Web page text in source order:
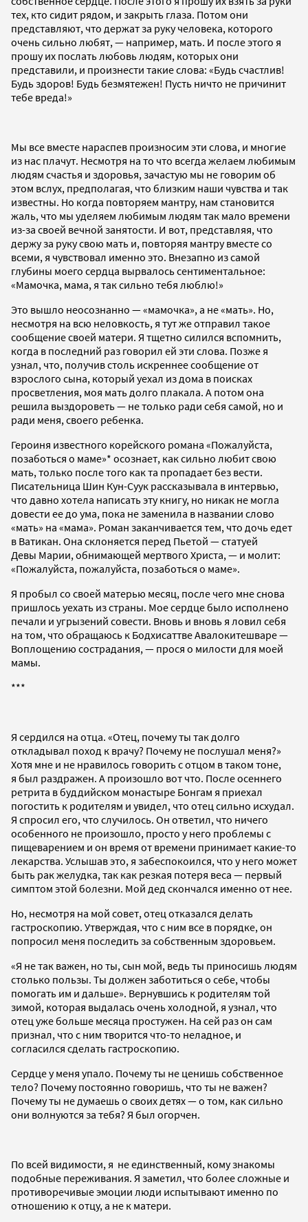
тех, кто сидит рядом, и закрыть глаза. Потом они
представляют, что держат за руку человека, которого
очень сильно любят, — например, мать. И после этого я
прошу их послать любовь людям, которых они
представили, и произнести такие слова: «Будь счастлив!
Будь здоров! Будь безмятежен! Пусть ничто не причинит
тебе вреда!»
Мы все вместе нараспев произносим эти слова, и многие
из нас плачут. Несмотря на то что всегда желаем любимым
людям счастья и здоровья, зачастую мы не говорим об
этом вслух, предполагая, что близким наши чувства и так
известны. Но когда повторяем мантру, нам становится
жаль, что мы уделяем любимым людям так мало времени
из-за своей вечной занятости. И вот, представляя, что
держу за руку свою мать и, повторяя мантру вместе со
всеми, я чувствовал именно это. Внезапно из самой
глубины моего сердца вырвалось сентиментальное:
«Мамочка, мама, я так сильно тебя люблю!»
Это вышло неосознанно — «мамочка», а не «мать». Но,
несмотря на всю неловкость, я тут же отправил такое
сообщение своей матери. Я тщетно силился вспомнить,
когда в последний раз говорил ей эти слова. Позже я
узнал, что, получив столь искреннее сообщение от
взрослого сына, который уехал из дома в поисках
просветления, моя мать долго плакала. А потом она
решила выздороветь — не только ради себя самой, но и
ради меня, своего ребенка.
Героиня известного корейского романа «Пожалуйста,
позаботься о маме»* осознает, как сильно любит свою
мать, только после того как та пропадает без вести.
Писательница Шин Кун-Суук рассказывала в интервью,
что давно хотела написать эту книгу, но никак не могла
довести ее до ума, пока не заменила в названии слово
«мать» на «мама». Роман заканчивается тем, что дочь едет
в Ватикан. Она склоняется перед Пьетой — статуей
Девы Марии, обнимающей мертвого Христа, — и молит:
«Пожалуйста, пожалуйста, позаботься о маме».
Я пробыл со своей матерью месяц, после чего мне снова
пришлось уехать из страны. Мое сердце было исполнено
печали и угрызений совести. Вновь и вновь я ловил себя
на том, что обращаюсь к Бодхисаттве Авалокитешваре —
Воплощению сострадания, — прося о милости для моей
мамы.
***
Я сердился на отца. «Отец, почему ты так долго
откладывал поход к врачу? Почему не послушал меня?»
Хотя мне и не нравилось говорить с отцом в таком тоне,
я был раздражен. А произошло вот что. После осеннего
ретрита в буддийском монастыре Бонгам я приехал
погостить к родителям и увидел, что отец сильно исхудал.
Я спросил его, что случилось. Он ответил, что ничего
особенного не произошло, просто у него проблемы с
пищеварением и он время от времени принимает какие-то
лекарства. Услышав это, я забеспокоился, что у него может
быть рак желудка, так как резкая потеря веса — первый
симптом этой болезни. Мой дед скончался именно от нее.
Но, несмотря на мой совет, отец отказался делать
гастроскопию. Утверждая, что с ним все в порядке, он
попросил меня последить за собственным здоровьем.
«Я не так важен, но ты, сын мой, ведь ты приносишь людям
столько пользы. Ты должен заботиться о себе, чтобы
помогать им и дальше». Вернувшись к родителям той
зимой, которая выдалась очень холодной, я узнал, что
отец уже больше месяца простужен. На сей раз он сам
признал, что с ним творится что-то неладное, и
согласился сделать гастроскопию.
Сердце у меня упало. Почему ты не ценишь собственное
тело? Почему постоянно говоришь, что ты не важен?
Почему ты не думаешь о своих детях — о том, как сильно
они волнуются за тебя? Я был огорчен.
По всей видимости, я не единственный, кому знакомы
подобные переживания. Я заметил, что более сложные и
противоречивые эмоции люди испытывают именно по
отношению к отцу, а не к матери.